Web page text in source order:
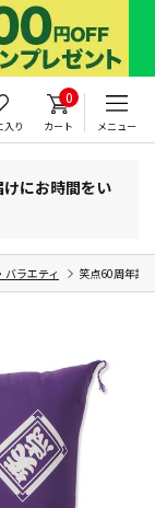
入り
0
カート メニュー
にお時間をい
バラエティ 笑点60周年記